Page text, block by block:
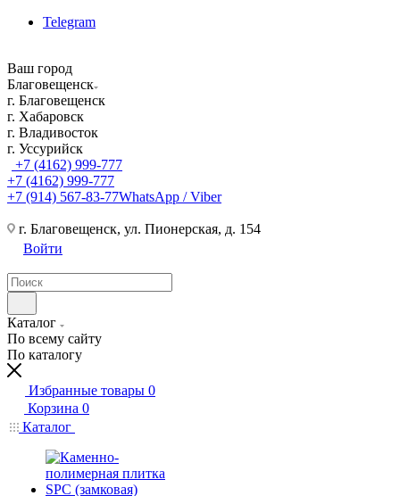
Telegram
Ваш город
Благовещенск
г. Благовещенск
г. Хабаровск
г. Владивосток
г. Уссурийск
+7 (4162) 999-777
+7 (4162) 999-777
+7 (914) 567-83-77WhatsApp / Viber
г. Благовещенск, ул. Пионерская, д. 154
Войти
Каталог
По всему сайту
По каталогу
Избранные товары 0
Корзина 0
Каталог